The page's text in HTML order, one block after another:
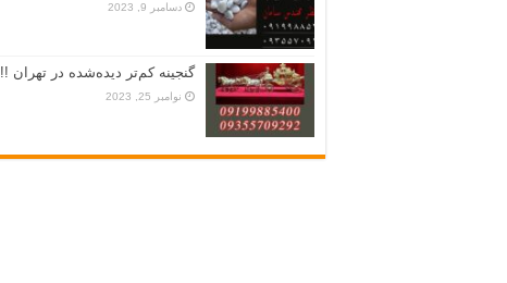
دسامبر 9, 2023
گنجینه کم‌تر دیده‌شده در تهران !!
نوامبر 25, 2023